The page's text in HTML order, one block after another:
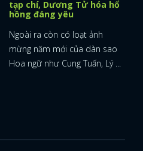
tạp chí, Dương Tử hóa hổ
hồng đáng yêu
Ngoài ra còn có loạt ảnh
mừng năm mới của dàn sao
Hoa ngữ như Cung Tuấn, Lý ...